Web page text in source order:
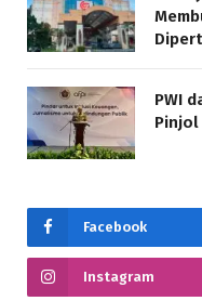
PWI
Facebook
Instagram